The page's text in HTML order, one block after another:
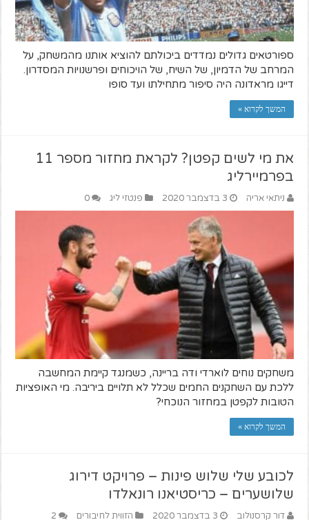
ספורטאים גדולים נמדדים ביכולתם להוציא אותנו מהמשחק, על
המרחב של הדמיון, של השיח, של הויכוחים ופרשנויות המסדרון.
דייגו מראדונה היה סיפור מתחילתו ועד סופו
המשך לקרוא »
את מי לשים קפטן? לקראת מחזור מספר 11
בפרמיירליג
ניתאי אריה 3 בדצמבר 2020 פנטזי ליג 0
משחקים נוחים לוארדי ודה בריינה, כשמנגד קיימת המחשבה
ללכת עם השחקנים החמים שכלל לא תלויים ביריבה. מי האופציות
הטובות לקפטן במחזור הנוכחי?
המשך לקרוא »
לכובע שלי שלוש פינות – פרויקט דירוג
שלושערים – כריסטיאנו רונאלדו
דור קרסנולוב 3 בדצמבר 2020 הזווית לחיבורים 2